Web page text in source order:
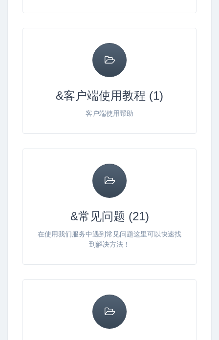
&客户端使用教程 (1)
客户端使用帮助
&常见问题 (21)
在使用我们服务中遇到常见问题这里可以快速找
到解决方法！